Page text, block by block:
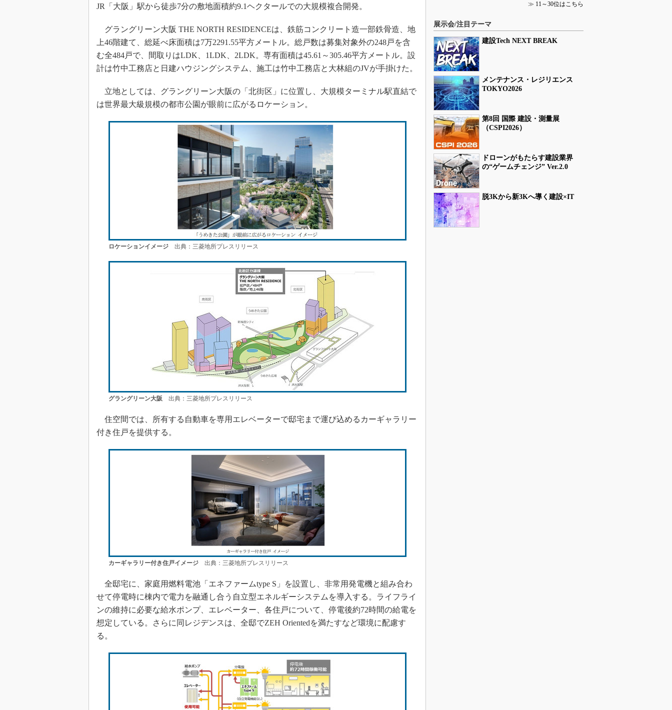
JR「大阪」駅から徒歩7分の敷地面積約9.1ヘクタールでの大規模複合開発。
グラングリーン大阪 THE NORTH RESIDENCEは、鉄筋コンクリート造一部鉄骨造、地
上46階建て、総延べ床面積は7万2291.55平方メートル。総戸数は募集対象外の248戸を含
む全484戸で、間取りはLDK、1LDK、2LDK。専有面積は45.61～305.46平方メートル。設
計は竹中工務店と日建ハウジングシステム、施工は竹中工務店と大林組のJVが手掛けた。
立地としては、グラングリーン大阪の「北街区」に位置し、大規模ターミナル駅直結で
は世界最大級規模の都市公園が眼前に広がるロケーション。
ロケーションイメージ出典：三菱地所プレスリリース
グラングリーン大阪 出典：三菱地所プレスリリース
住空間では、所有する自動車を専用エレベーターで邸宅まで運び込めるカーギャラリー
付き住戸を提供する。
カーギャラリー付き住戸イメージ出典：三菱地所プレスリリース
全邸宅に、家庭用燃料電池「エネファームtype S」を設置し、非常用発電機と組み合わ
せて停電時に棟内で電力を融通し合う自立型エネルギーシステムを導入する。ライフライ
ンの維持に必要な給水ポンプ、エレベーター、各住戸について、停電後約72時間の給電を
想定している。さらに同レジデンスは、全邸でZEH Orientedを満たすなど環境に配慮す
る。
≫ 11～30位はこちら
展示会/注目テーマ
建設Tech NEXT BREAK
メンテナンス・レジリエンス
TOKYO2026
第8回 国際 建設・測量展
（CSPI2026）
ドローンがもたらす建設業界
の“ゲームチェンジ” Ver.2.0
脱3Kから新3Kへ導く建設×IT